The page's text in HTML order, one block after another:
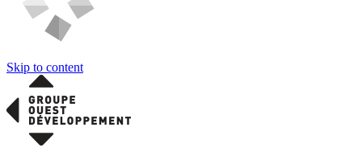
Skip to content